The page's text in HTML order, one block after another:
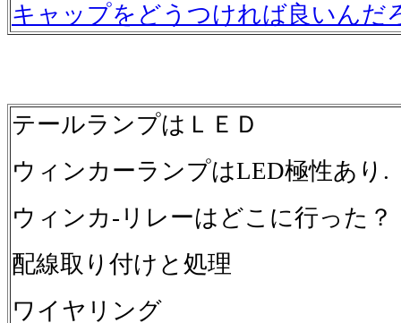
キャップをどうつければ良いんだ
テールランプはＬＥＤ
ウィンカーランプはLED極性あり.
ウィンカ-リレーはどこに行った？
配線取り付けと処理
ワイヤリング